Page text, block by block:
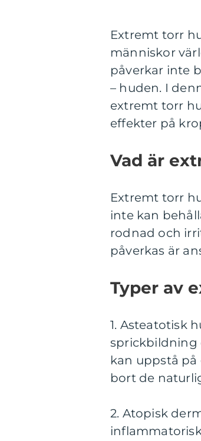
Extremt torr
människor
påverkar inte
– huden. I
extremt torr
effekter på
Vad är
Extremt torr
inte kan
rodnad och
påverkas är
Typer av
1. Asteatotisk
sprickbildning
kan uppstå
bort de
2. Atopisk